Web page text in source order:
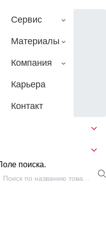
Сервис
Материалы
Компания
Карьера
Контакт
поиска.